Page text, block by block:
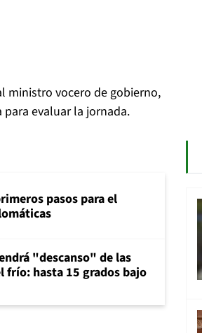
ministro vocero de gobierno,
evaluar la jornada.
pasos para el
"descanso" de las
frío: hasta 15 grados bajo